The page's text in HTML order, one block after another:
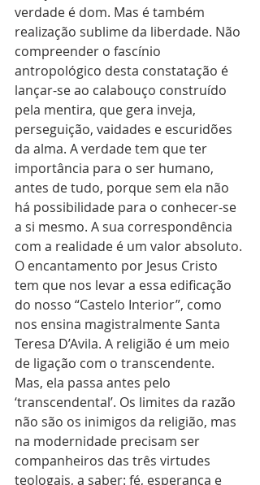
verdade é dom. Mas é também
realização sublime da liberdade. Não
compreender o fascínio
antropológico desta constatação é
lançar-se ao calabouço construído
pela mentira, que gera inveja,
perseguição, vaidades e escuridões
da alma. A verdade tem que ter
importância para o ser humano,
antes de tudo, porque sem ela não
há possibilidade para o conhecer-se
a si mesmo. A sua correspondência
com a realidade é um valor absoluto.
O encantamento por Jesus Cristo
tem que nos levar a essa edificação
do nosso “Castelo Interior”, como
nos ensina magistralmente Santa
Teresa D’Avila. A religião é um meio
de ligação com o transcendente.
Mas, ela passa antes pelo
‘transcendental’. Os limites da razão
não são os inimigos da religião, mas
na modernidade precisam ser
companheiros das três virtudes
teologais, a saber: fé, esperança e